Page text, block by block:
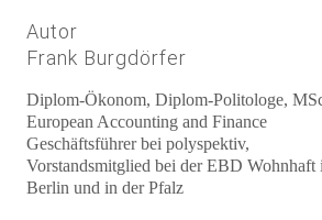
Autor
Frank Burgdörfer
Diplom-Ökonom, Diplom-Politologe,
European Accounting and Finance
Geschäftsführer bei polyspektiv,
Vorstandsmitglied bei der EBD Wohnhaft
Berlin und in der Pfalz